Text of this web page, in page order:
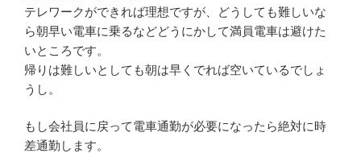
テレワークができれば理想ですが、どうしても難しいな
ら朝早い電車に乗るなどどうにかして満員電車は避けた
いところです。
帰りは難しいとしても朝は早くでれば空いているでしょ
うし。
もし会社員に戻って電車通勤が必要になったら絶対に時
差通勤します。